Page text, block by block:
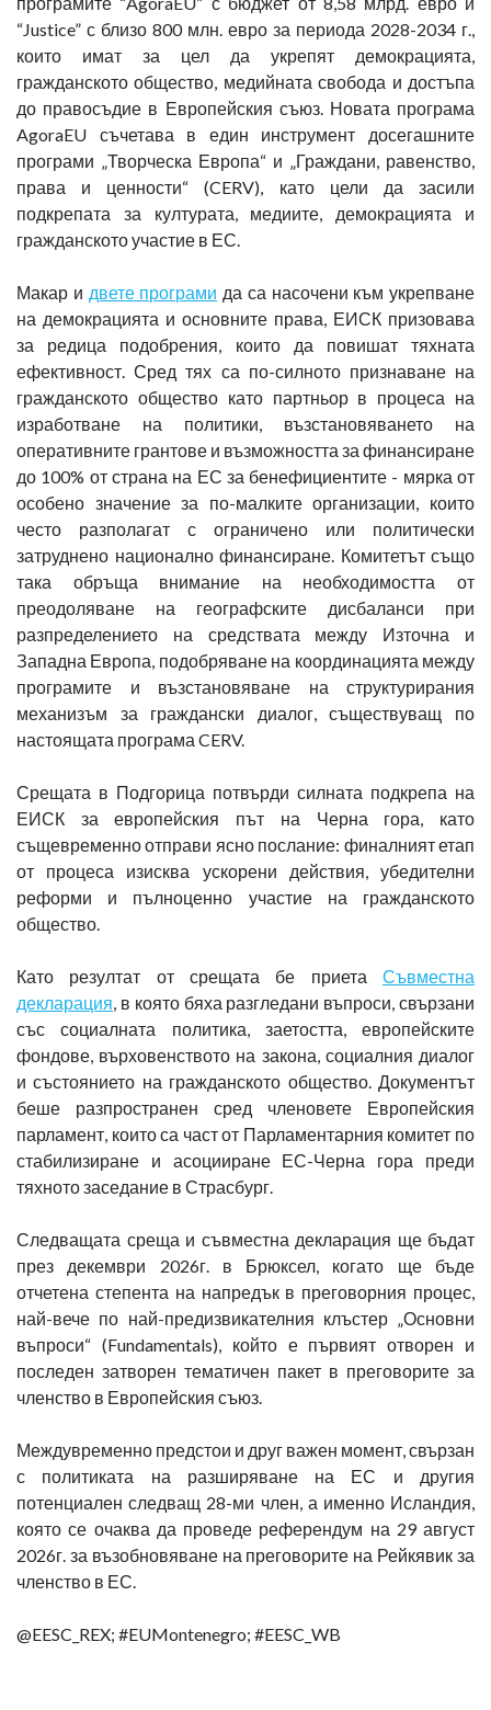
“Justice” с близо 800 млн. евро за периода 2028-2034 г.,
които имат за цел да укрепят демокрацията,
гражданското общество, медийната свобода и достъпа
до правосъдие в Европейския съюз. Новата програма
AgoraEU съчетава в един инструмент досегашните
програми „Творческа Европа“ и „Граждани, равенство,
права и ценности“ (CERV), като цели да засили
подкрепата за културата, медиите, демокрацията и
гражданското участие в ЕС.
Макар и двете програми да са насочени към укрепване
на демокрацията и основните права, ЕИСК призовава
за редица подобрения, които да повишат тяхната
ефективност. Сред тях са по-силното признаване на
гражданското общество като партньор в процеса на
изработване на политики, възстановяването на
оперативните грантове и възможността за финансиране
до 100% от страна на ЕС за бенефициентите - мярка от
особено значение за по-малките организации, които
често разполагат с ограничено или политически
затруднено национално финансиране. Комитетът също
така обръща внимание на необходимостта от
преодоляване на географските дисбаланси при
разпределението на средствата между Източна и
Западна Европа, подобряване на координацията между
програмите и възстановяване на структурирания
механизъм за граждански диалог, съществуващ по
настоящата програма CERV.
Срещата в Подгорица потвърди силната подкрепа на
ЕИСК за европейския път на Черна гора, като
същевременно отправи ясно послание: финалният етап
от процеса изисква ускорени действия, убедителни
реформи и пълноценно участие на гражданското
общество.
Като резултат от срещата бе приета Съвместна
декларация , в която бяха разгледани въпроси, свързани
със социалната политика, заетостта, европейските
фондове, върховенството на закона, социалния диалог
и състоянието на гражданското общество. Документът
беше разпространен сред членовете Европейския
парламент, които са част от Парламентарния комитет по
стабилизиране и асоцииране ЕС-Черна гора преди
тяхното заседание в Страсбург.
Следващата среща и съвместна декларация ще бъдат
през декември 2026г. в Брюксел, когато ще бъде
отчетена степента на напредък в преговорния процес,
най-вече по най-предизвикателния клъстер „Основни
въпроси“ (Fundamentals), който е първият отворен и
последен затворен тематичен пакет в преговорите за
членство в Европейския съюз.
Междувременно предстои и друг важен момент, свързан
с политиката на разширяване на ЕС и другия
потенциален следващ 28-ми член, а именно Исландия,
която се очаква да проведе референдум на 29 август
2026г. за възобновяване на преговорите на Рейкявик за
членство в ЕС.
@EESC_REX; #EUMontenegro; #EESC_WB